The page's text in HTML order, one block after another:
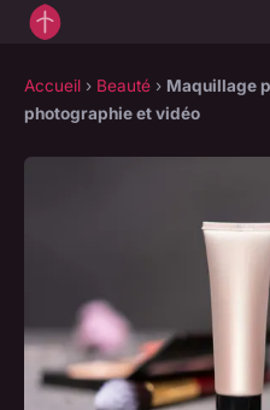
Accueil › Beauté › Maquillage
photographie et vidéo